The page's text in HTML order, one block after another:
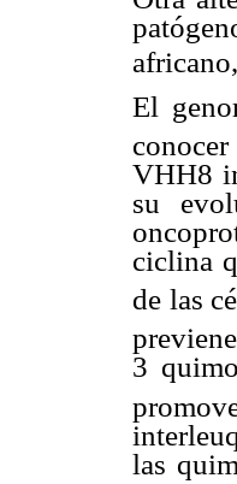
El
VHH8
su
ciclina
de las
3
las